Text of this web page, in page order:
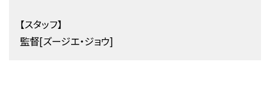
【スタッフ】
監督[ズージエ・ジョウ]